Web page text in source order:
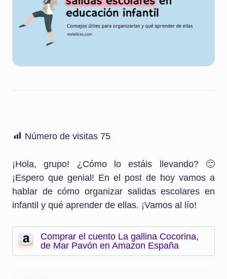
Número de visitas 75
¡Hola, grupo! ¿Cómo lo estáis llevando? 🙂
¡Espero que genial! En el post de hoy vamos a
hablar de cómo organizar salidas escolares en
infantil y qué aprender de ellas. ¡Vamos al lío!
Comprar el cuento La gallina Cocorina,
de Mar Pavón en Amazon España